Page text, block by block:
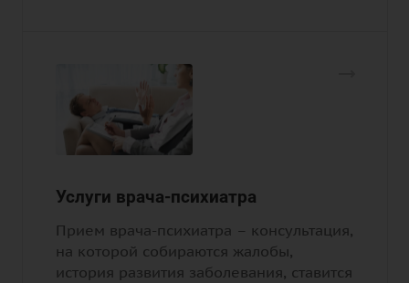
Услуги врача-психиатра
Прием врача-психиатра – консультация,
на которой собираются жалобы,
история развития заболевания, ставится